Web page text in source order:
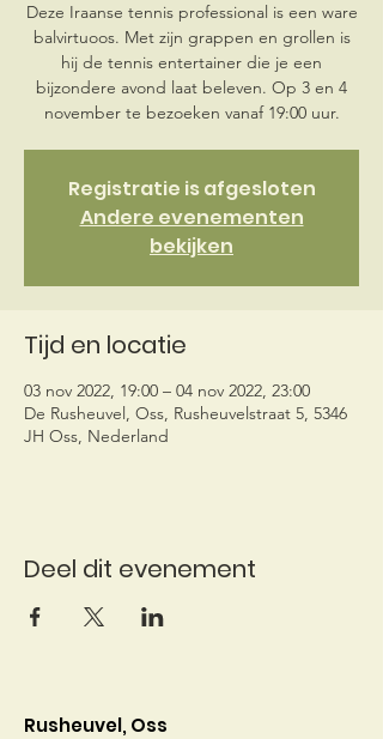
Deze Iraanse tennis professional is een ware
balvirtuoos. Met zijn grappen en grollen is
hij de tennis entertainer die je een
bijzondere avond laat beleven. Op 3 en 4
november te bezoeken vanaf 19:00 uur.
Registratie is afgesloten
Andere evenementen
bekijken
Tijd en locatie
03 nov 2022, 19:00 – 04 nov 2022, 23:00
De Rusheuvel, Oss, Rusheuvelstraat 5, 5346
JH Oss, Nederland
Deel dit evenement
Rusheuvel, Oss